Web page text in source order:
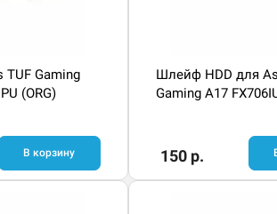
TUF Gaming
(ORG)
В корзину
Шлейф HDD для
Gaming A17
150 р.